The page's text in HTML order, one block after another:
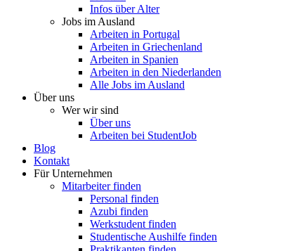
Infos über Alter
Jobs im Ausland
Arbeiten in Portugal
Arbeiten in Griechenland
Arbeiten in Spanien
Arbeiten in den Niederlanden
Alle Jobs im Ausland
Über uns
Wer wir sind
Über uns
Arbeiten bei StudentJob
Blog
Kontakt
Für Unternehmen
Mitarbeiter finden
Personal finden
Azubi finden
Werkstudent finden
Studentische Aushilfe finden